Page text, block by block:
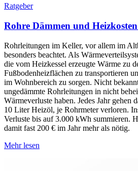
Ratgeber
Rohre Dämmen und
Rohrleitungen im Keller, vor allem im
besonders beachtet. Als
die vom Heizkessel erzeugte Wärme zu
Fußbodenheizflächen zu transportieren
im Wohnbereich zu sorgen. Nicht
ungedämmte Rohrleitungen in nicht
Wärmeverluste haben. Jedes Jahr gehen
10 Liter Heizöl, je Rohrmeter verloren.
Verluste bis auf 3.000 kWh summieren.
damit fast 200 € im Jahr mehr als nötig.
Mehr lesen